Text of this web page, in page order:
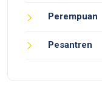
Perempuan
Pesantren